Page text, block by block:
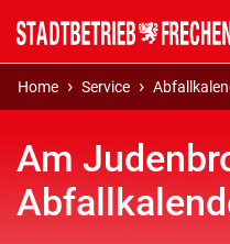
Home Service
Am